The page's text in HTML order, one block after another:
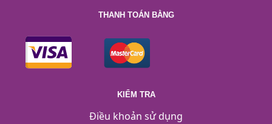
THANH TOÁN BẰNG
KIỂM TRA
Điều khoản sử dụng